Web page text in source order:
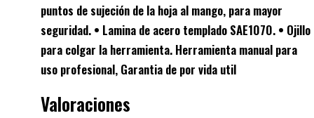
puntos de sujeción de la hoja al mango, para mayor
seguridad. • Lamina de acero templado SAE1070. • Ojillo
para colgar la herramienta. Herramienta manual para
uso profesional, Garantia de por vida util
Valoraciones